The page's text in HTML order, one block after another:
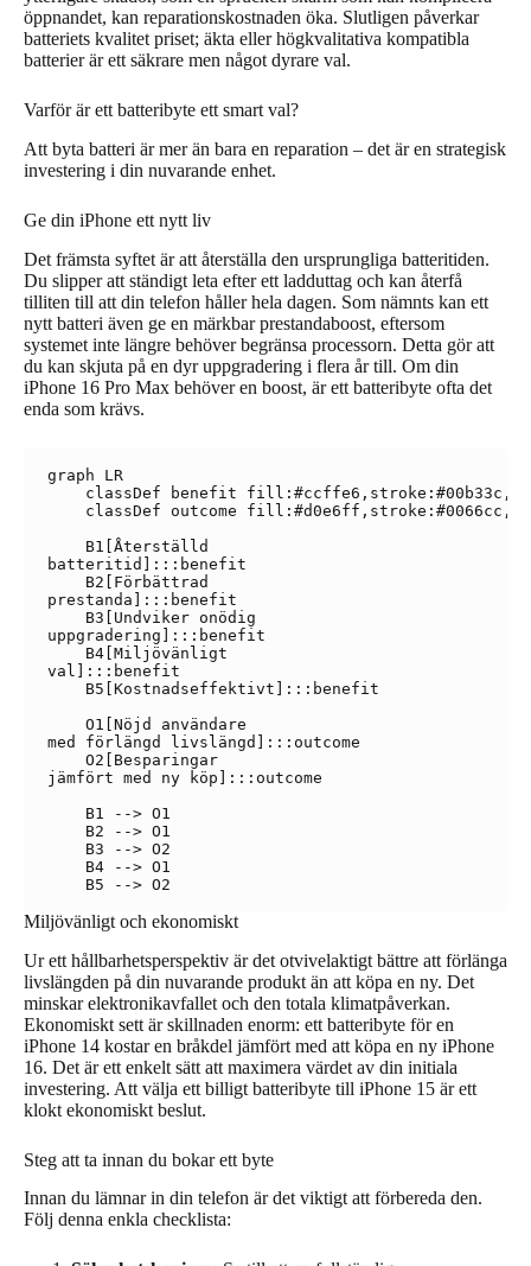
öppnandet, kan reparationskostnaden öka. Slutligen påverkar
batteriets kvalitet priset; äkta eller högkvalitativa kompatibla
batterier är ett säkrare men något dyrare val.
Varför är ett batteribyte ett smart val?
Att byta batteri är mer än bara en reparation – det är en strategisk
investering i din nuvarande enhet.
Ge din iPhone ett nytt liv
Det främsta syftet är att återställa den ursprungliga batteritiden.
Du slipper att ständigt leta efter ett ladduttag och kan återfå
tilliten till att din telefon håller hela dagen. Som nämnts kan ett
nytt batteri även ge en märkbar prestandaboost, eftersom
systemet inte längre behöver begränsa processorn. Detta gör att
du kan skjuta på en dyr uppgradering i flera år till. Om din
iPhone 16 Pro Max behöver en boost, är ett batteribyte ofta det
enda som krävs.
graph LR
classDef benefit
classDef outcome
    B1[Återställd
batteritid]:::benefit
    B2[Förbättrad
prestanda]:::benefit
    B3[Undviker onödig
uppgradering]:::benefit
    B4[Miljövänligt
val]:::benefit
    B5[Kostnadseffektivt]:::benefit
    O1[Nöjd användare
med förlängd livslängd]:::outcome
    O2[Besparingar
jämfört med ny köp]:::outcome
    B1 --> O1
    B2 --> O1
    B3 --> O2
    B4 --> O1
Miljövänligt och ekonomiskt
Ur ett hållbarhetsperspektiv är det otvivelaktigt bättre att förlänga
livslängden på din nuvarande produkt än att köpa en ny. Det
minskar elektronikavfallet och den totala klimatpåverkan.
Ekonomiskt sett är skillnaden enorm: ett batteribyte för en
iPhone 14 kostar en bråkdel jämfört med att köpa en ny iPhone
16. Det är ett enkelt sätt att maximera värdet av din initiala
investering. Att välja ett billigt batteribyte till iPhone 15 är ett
klokt ekonomiskt beslut.
Steg att ta innan du bokar ett byte
Innan du lämnar in din telefon är det viktigt att förbereda den.
Följ denna enkla checklista: